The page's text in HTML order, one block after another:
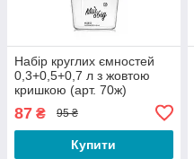
Набір круглих ємностей
0,3+0,5+0,7 л з жовтою
кришкою (арт. 70ж)
87 ₴ 95 ₴
Купити